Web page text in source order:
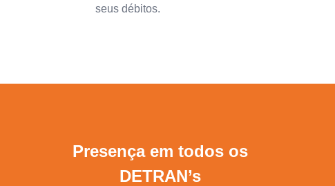
seus débitos.
Presença em todos os
DETRAN’s